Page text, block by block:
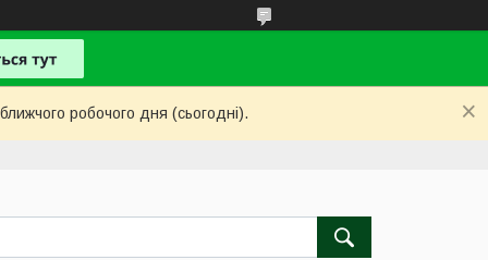
робочого дня (сьогодні).